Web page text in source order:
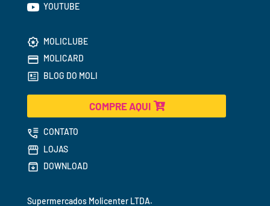
YOUTUBE
MOLICLUBE
MOLICARD
BLOG DO MOLI
COMPRE AQUI
CONTATO
LOJAS
DOWNLOAD
Supermercados Molicenter LTDA.